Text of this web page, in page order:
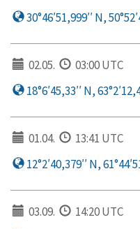
30°46′51,999′′ N,
02.05.
03:00 UTC
18°6′45,33′′ N,
01.04.
13:41 UTC
12°2′40,379′′ N,
03.09.
14:20 UTC